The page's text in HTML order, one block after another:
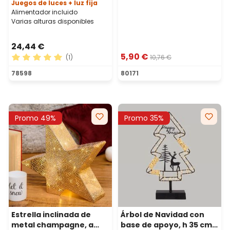
Juegos de luces + luz fija
Alimentador incluido
Varias alturas disponibles
24,44 €
Calificación promedio de 5 de 5 estrellas
(1)
78598
5,90 € 10,76 €
80171
Promo 49%
Estrella inclinada de
metal champagne, a
Promo 35%
Árbol de Navidad con
base de apoyo, h 35 cm,